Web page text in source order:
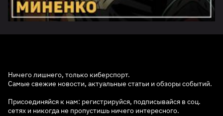
Ничего лишнего, только киберспорт.
Самые свежие новости, актуальные статьи и обзоры событий.
Присоединяйся к нам: регистрируйся, подписывайся в соц.
сетях и никогда не пропустишь ничего интересного.